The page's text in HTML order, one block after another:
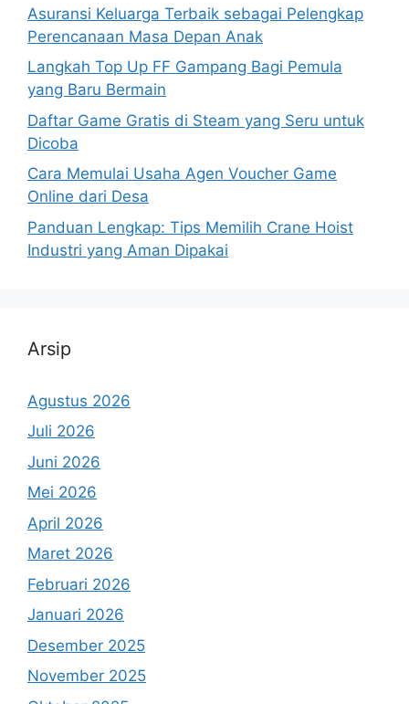
Asuransi Keluarga Terbaik sebagai Pelengkap
Perencanaan Masa Depan Anak
Langkah Top Up FF Gampang Bagi Pemula
yang Baru Bermain
Daftar Game Gratis di Steam yang Seru untuk
Dicoba
Cara Memulai Usaha Agen Voucher Game
Online dari Desa
Panduan Lengkap: Tips Memilih Crane Hoist
Industri yang Aman Dipakai
Arsip
Agustus 2026
Juli 2026
Juni 2026
Mei 2026
April 2026
Maret 2026
Februari 2026
Januari 2026
Desember 2025
November 2025